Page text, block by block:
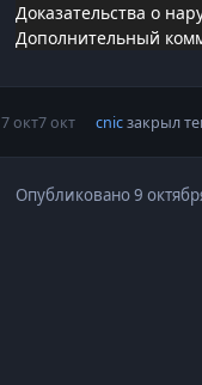
Доказательства о
Дополнительный
7 окт7 окт cnicзакрыл
Опубликовано9